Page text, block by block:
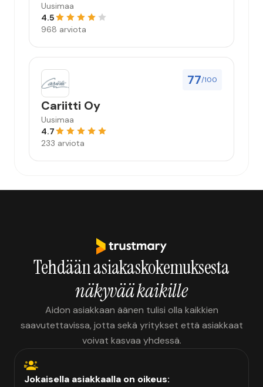
Uusimaa
4.5
968 arviota
77/100
Cariitti Oy
Uusimaa
4.7
233 arviota
Tehdään asiakaskokemuksesta
näkyvää kaikille
Aidon asiakkaan äänen tulisi olla kaikkien
saavutettavissa, jotta sekä yritykset että asiakkaat
voivat kasvaa yhdessä.
Jokaisella asiakkaalla on oikeus: